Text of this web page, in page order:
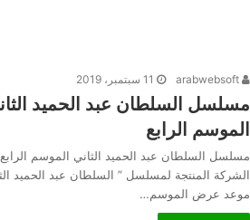
11 سبتمبر، 2019
مسلسل السلطان عبد الحميد
الموسم الرابع
مسلسل السلطان عبد الحميد الثاني الموسم
الشركة المنتجة لمسلسل ” السلطان عبد الحميد
موعد عرض الموسم…